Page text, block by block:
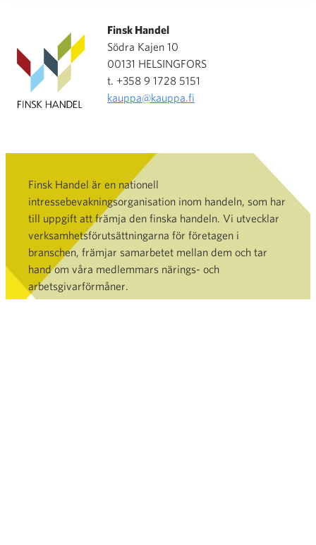
Finsk Handel
Södra Kajen 10
00131 HELSINGFORS
t. +358 9 1728 5151
kauppa@kauppa.fi
Finsk Handel är en nationell
intressebevakningsorganisation inom handeln, som har
till uppgift att främja den finska handeln. Vi utvecklar
verksamhetsförutsättningarna för företagen i
branschen, främjar samarbetet mellan dem och tar
hand om våra medlemmars närings- och
arbetsgivarförmåner.